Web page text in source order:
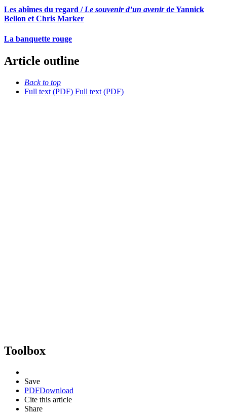
Les abîmes du regard /Le souvenir d’un avenirde Yannick
Bellon et Chris Marker
La banquette rouge
Article outline
Back to top
Full text (PDF) Full text (PDF)
Toolbox
Save
PDFDownload
Cite this article
Share